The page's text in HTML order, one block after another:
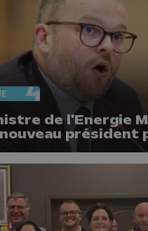
de l'Energie
président